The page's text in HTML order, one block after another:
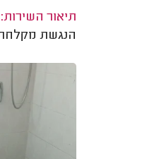
תיאור השירות:
הנגשת